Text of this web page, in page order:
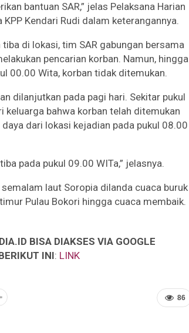
bantuan SAR,” jelas Pelaksana Harian
KPP Kendari Rudi dalam keterangannya.
tiba di lokasi, tim SAR gabungan bersama
pencarian korban. Namun, hingga
00.00 Wita, korban tidak ditemukan.
dilanjutkan pada pagi hari. Sekitar pukul
keluarga bahwa korban telah ditemukan
dari lokasi kejadian pada pukul 08.00
pada pukul 09.00 WITa,” jelasnya.
laut Soropia dilanda cuaca buruk
Pulau Bokori hingga cuaca membaik.
BISA DIAKSES VIA GOOGLE
INI: LINK
86